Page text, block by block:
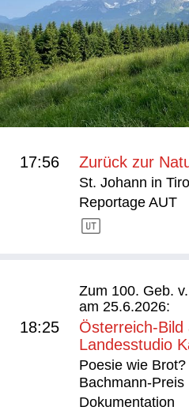
17:56 Zurück zur
St. Johann in
Reportage AUT
Zum 100. Geb.
am 25.6.2026:
18:25
Österreich-Bild
Landesstudio
Poesie wie
Bachmann-Preis
Dokumentation